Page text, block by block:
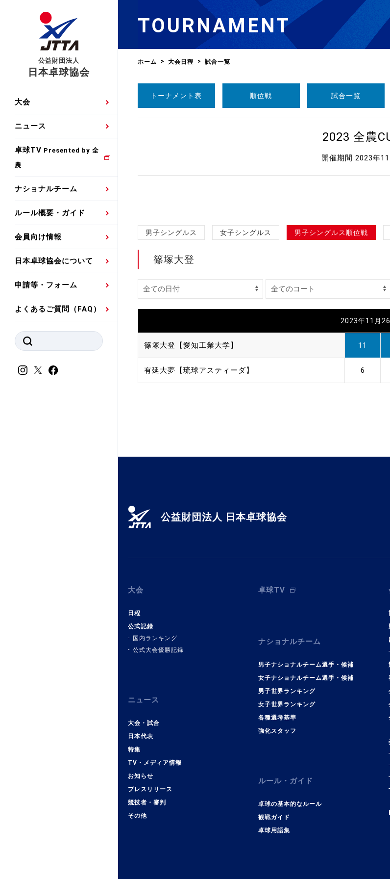
公益財団法人
日本卓球協会
大会
公式大会優勝記録
ニュース
大会・試合
TV・メディア情報
その他
卓球TV Presented by 全
農
ナショナルチーム
男子ナショナルチーム選
強化スタッフ
ルール概要・ガイド
卓球の基本的なルール
卓球用語集
会員向け情報
協会会員登録
審判
公認メーカー一覧
委員会
競技者育成委員会
スポーツ医・科学委員会
日本卓球協会について
卓球協会のミッション
沿革・組織図
ハンドブックデータ
事業計画・事業報告
JTTAスポーツ団体ガバナ
ンスコード
理事会報告
加盟団体登録人数
申請等・フォーム
国際交流届申込みフォーム
競技ウエアチーム名申請
審判員ネームプレート制作
申込
よくあるご質問（FAQ）
TOURNAMENT
ホーム 大会日程 試合一覧
トーナメント表 順位戦 試合一覧
2023 全農
開催期間 2023年
男子シングルス 女子シングルス 男子シングルス順位戦
篠塚大登
2023年11月
篠塚大登【愛知工業大学】 11
有延大夢【琉球アスティーダ】 6
公益財団法人 日本卓球協会
大会
日程
公式記録
国内ランキング
公式大会優勝記録
ニュース
大会・試合
日本代表
特集
TV・メディア情報
お知らせ
プレスリリース
競技者・審判
その他
卓球TV
ナショナルチーム
男子ナショナルチーム選手・候補
女子ナショナルチーム選手・候補
男子世界ランキング
女子世界ランキング
各種選考基準
強化スタッフ
ルール・ガイド
卓球の基本的なルール
観戦ガイド
卓球用語集